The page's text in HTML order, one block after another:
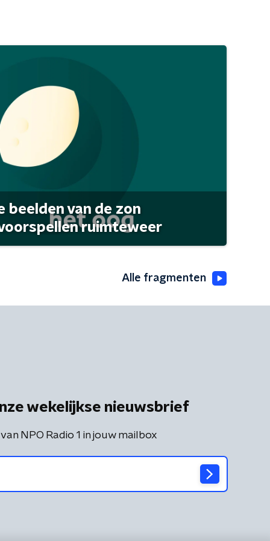
beelden van de zon
ruimteweer
Alle fragmenten
wekelijkse nieuwsbrief
NPO Radio 1 in jouw mailbox